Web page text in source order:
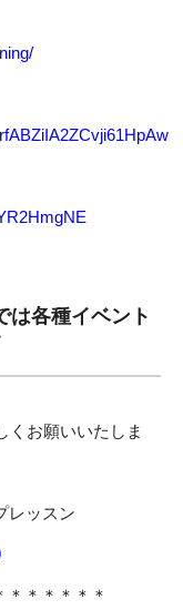
各種イベント
くお願いいたしま
レッスン
＊＊＊＊＊＊